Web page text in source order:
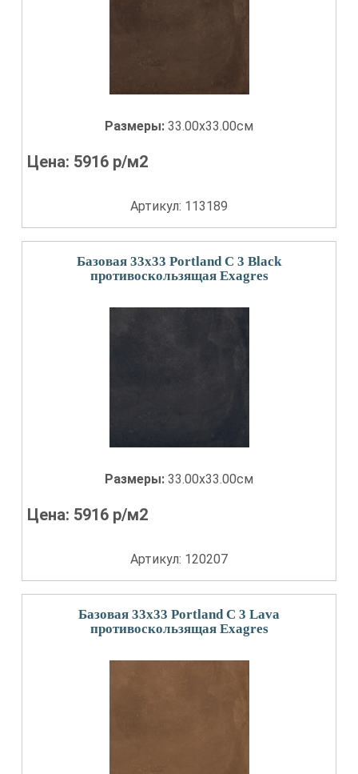
Размеры: 33.00x33.00см
Цена: 5916 р/м2
Артикул: 113189
Базовая 33x33 Portland С 3 Black
противоскользящая Exagres
Размеры: 33.00x33.00см
Цена: 5916 р/м2
Артикул: 120207
Базовая 33x33 Portland С 3 Lava
противоскользящая Exagres